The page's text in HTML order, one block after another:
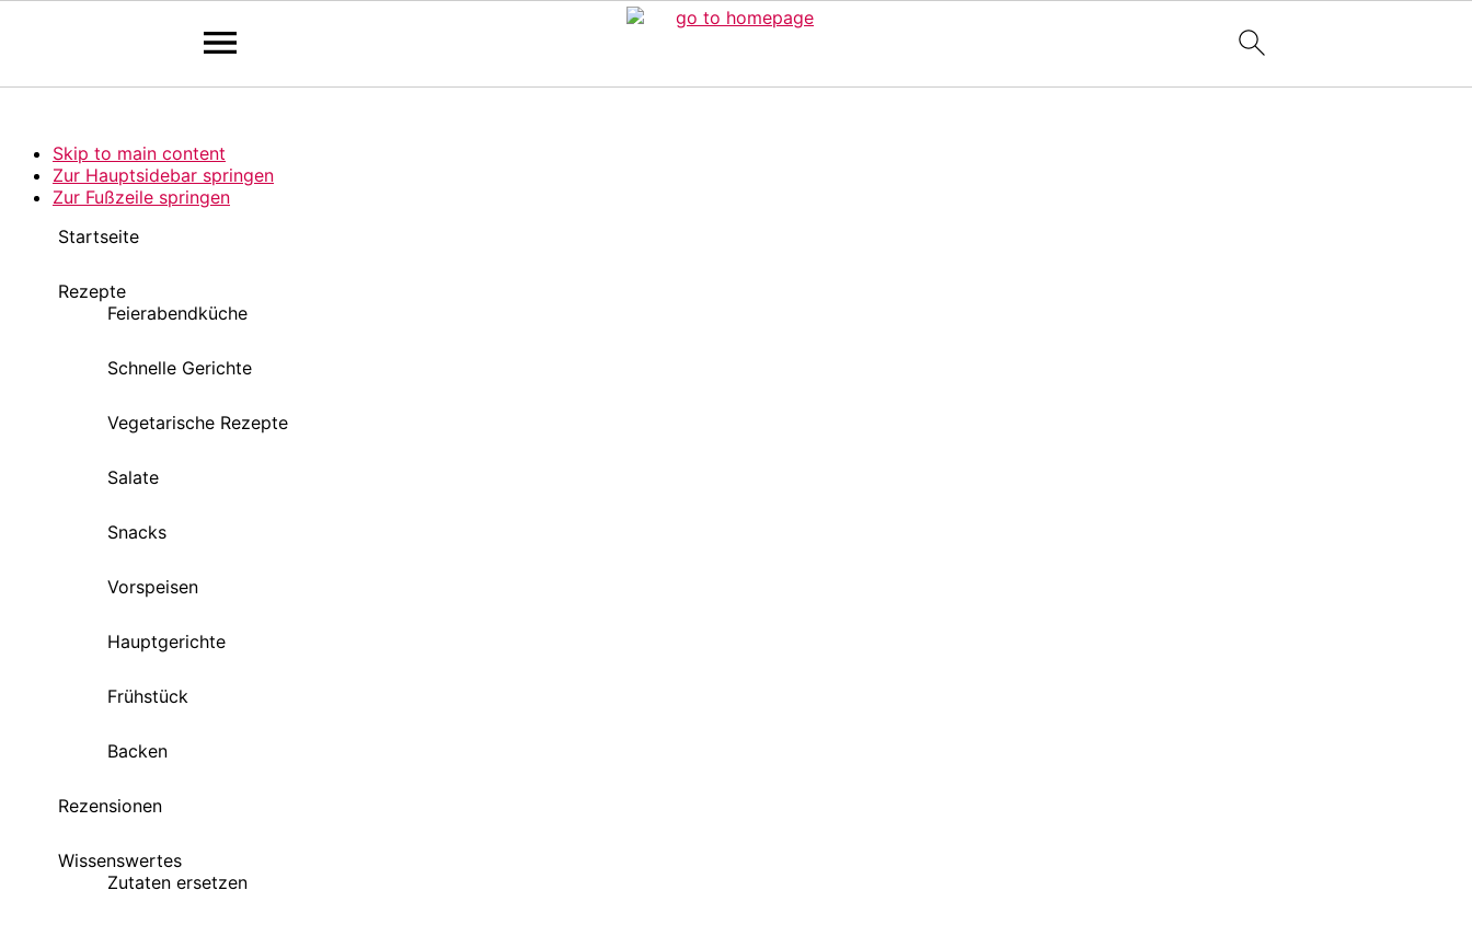
Skip to main content
Zur Hauptsidebar springen
Zur Fußzeile springen
Startseite
Rezepte
Feierabendküche
Schnelle Gerichte
Vegetarische Rezepte
Salate
Snacks
Vorspeisen
Hauptgerichte
Frühstück
Backen
Rezensionen
Wissenswertes
Zutaten ersetzen